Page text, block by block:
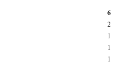
6
2
1
1
1